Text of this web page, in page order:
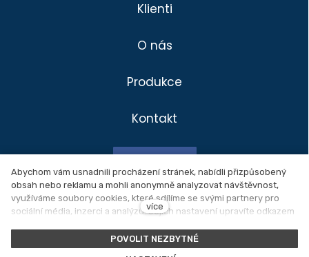
Divadlo
Klienti
Produkce
Novinky
O nás
Klienti
O nás
Produkce
Kontakt
Facebook
Ochrana osobních údajů
Abychom vám usnadnili procházení stránek, nabídli přizpůsobený
obsah nebo reklamu a mohli anonymně analyzovat návštěvnost,
využíváme soubory cookies, které sdílíme se svými partnery pro
sociální média, inzerci a analýzu. Jejich nastavení upravíte odkazem
Podrobnější informace najdete v našichZásadách ochrany osobních
údajůa používání souborů cookies. Souhlasíte s používáním
více
POVOLIT NEZBYTNÉ